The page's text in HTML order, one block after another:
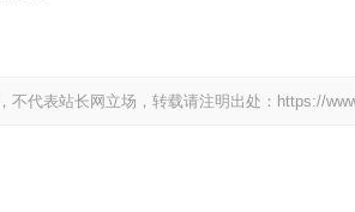
不代表站长网立场，转载请注明出处： https://